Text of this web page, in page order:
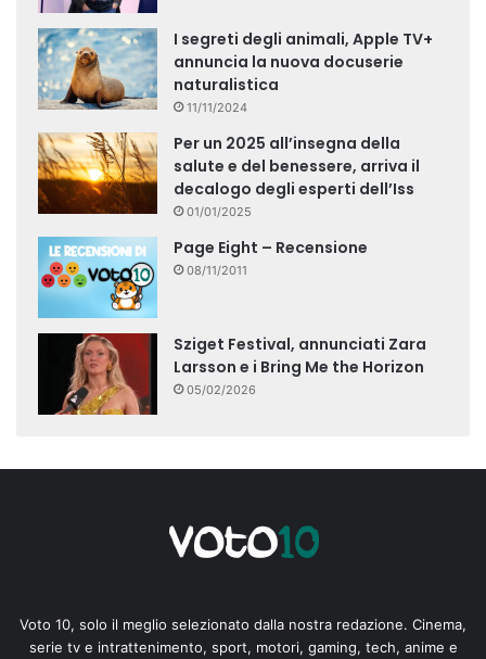
I segreti degli animali, Apple TV+
annuncia la nuova docuserie
naturalistica
11/11/2024
Per un 2025 all’insegna della
salute e del benessere, arriva il
decalogo degli esperti dell’Iss
01/01/2025
Page Eight – Recensione
08/11/2011
Sziget Festival, annunciati Zara
Larsson e i Bring Me the Horizon
05/02/2026
Voto 10, solo il meglio selezionato dalla nostra redazione. Cinema,
serie tv e intrattenimento, sport, motori, gaming, tech, anime e